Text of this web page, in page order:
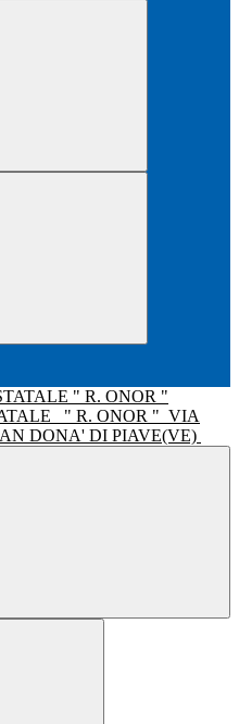
" R. ONOR " VIA
DONA' DI PIAVE(VE)